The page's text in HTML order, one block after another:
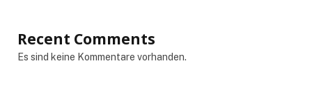
Recent Comments
Es sind keine Kommentare vorhanden.